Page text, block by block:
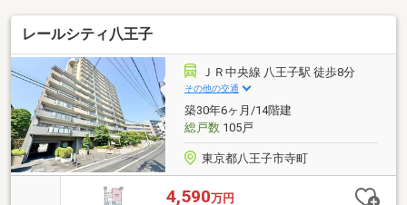
レールシティ八王子
ＪＲ中央線 八王子駅 徒歩8分
その他の交通
築30年6ヶ月/14階建
総戸数105戸
東京都八王子市寺町
4,590万円